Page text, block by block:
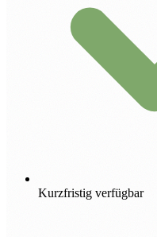
Kurzfristig verfügbar